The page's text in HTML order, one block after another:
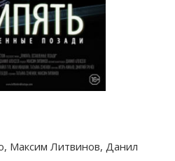
Максим Литвинов, Данил